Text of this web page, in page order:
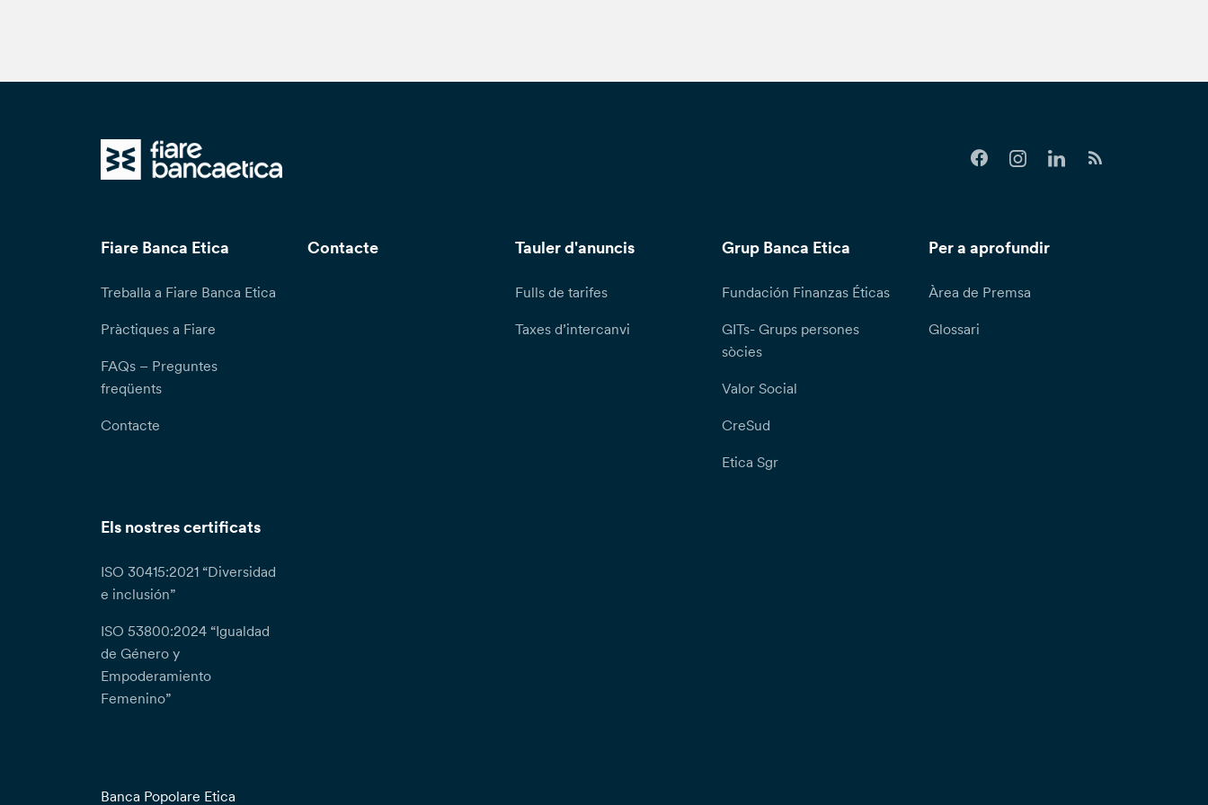
Fiare Banca Etica
Treballa a Fiare Banca Etica
Pràctiques a Fiare
FAQs – Preguntes
freqüents
Contacte
Contacte Tauler d'anuncis
Fulls de tarifes
Taxes d’intercanvi
Grup Banca Etica
Fundación Finanzas Éticas
GITs- Grups persones
sòcies
Valor Social
CreSud
Etica Sgr
Per a aprofundir
Àrea de Premsa
Glossari
Els nostres certificats
ISO 30415:2021 “Diversidad
e inclusión”
ISO 53800:2024 “Igualdad
de Género y
Empoderamiento
Femenino”
Banca Popolare Etica